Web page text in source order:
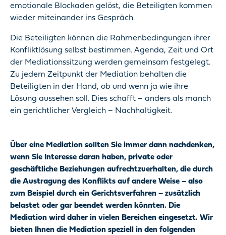
emotionale Blockaden gelöst, die Beteiligten kommen
wieder miteinander ins Gespräch.
Die Beteiligten können die Rahmenbedingungen ihrer
Konfliktlösung selbst bestimmen. Agenda, Zeit und Ort
der Mediationssitzung werden gemeinsam festgelegt.
Zu jedem Zeitpunkt der Mediation behalten die
Beteiligten in der Hand, ob und wenn ja wie ihre
Lösung aussehen soll. Dies schafft – anders als manch
ein gerichtlicher Vergleich – Nachhaltigkeit.
Über eine Mediation sollten Sie immer dann nachdenken,
wenn Sie Interesse daran haben, private oder
geschäftliche Beziehungen aufrechtzuerhalten, die durch
die Austragung des Konflikts auf andere Weise – also
zum Beispiel durch ein Gerichtsverfahren – zusätzlich
belastet oder gar beendet werden könnten. Die
Mediation wird daher in vielen Bereichen eingesetzt. Wir
bieten Ihnen die Mediation speziell in den folgenden